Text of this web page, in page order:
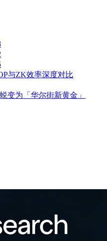
与ZK效率深度对比
变为「华尔街新黄金」